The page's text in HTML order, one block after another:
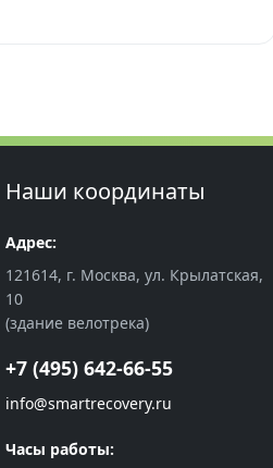
Наши координаты
Адрес:
121614, г. Москва, ул. Крылатская,
10
(здание велотрека)
+7 (495) 642-66-55
info@smartrecovery.ru
Часы работы: